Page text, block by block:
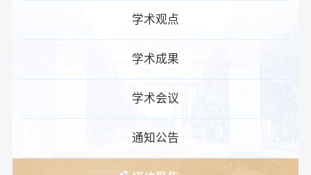
学术观点
学术成果
学术会议
通知公告